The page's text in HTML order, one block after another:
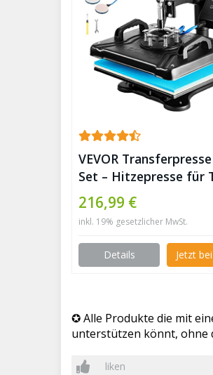
VEVOR
Set – Hitzepresse für
Shits, Caps, Tassen und
mehr – 360 Grad
Schwenkbar / Timer /
30x38cm ✪
216,99 €
inkl. 19% gesetzlicher MwSt.
Details Jetzt
✪ Alle Produkte die mit
unterstützen könnt, ohne
liken